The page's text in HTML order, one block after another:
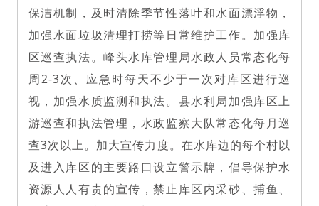
保洁机制，及时清除季节性落叶和水面漂浮物，
加强水面垃圾清理打捞等日常维护工作。 加强库
区巡查执法。峰头水库管理局水政人员常态化每
周2-3次、应急时每天不少于一次对库区进行巡
视，加强水质监测和执法。县水利局加强库区上
游巡查和执法管理，水政监察大队常态化每月巡
查3次以上。 加大宣传力度。在水库边的每个村以
及进入库区的主要路口设立警示牌，倡导保护水
资源人人有责的宣传，禁止库区内采砂、捕鱼、